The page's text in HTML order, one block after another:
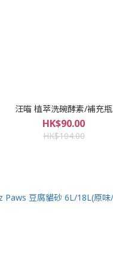
汪喵 植萃洗碗酵素/補充瓶
HK$90.00
HK$104.00